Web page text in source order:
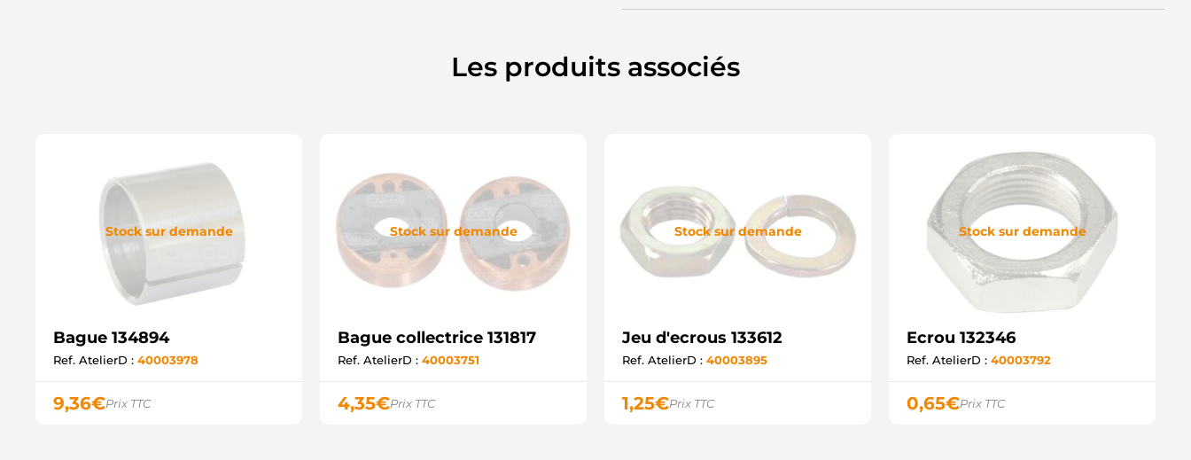
Les produits associés
Stock sur demande
Bague 134894
Ref. AtelierD : 40003978
9,36€Prix TTC
Stock sur demande
Bague collectrice 131817
Ref. AtelierD : 40003751
4,35€Prix TTC
Stock sur demande
Jeu d'ecrous 133612
Ref. AtelierD : 40003895
1,25€Prix TTC
Stock sur demande
Ecrou 132346
Ref. AtelierD : 40003792
0,65€Prix TTC